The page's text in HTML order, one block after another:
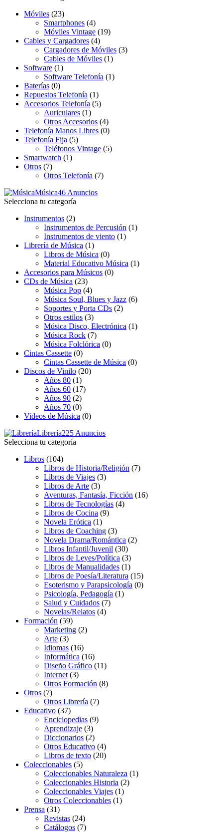
Móviles (23)
Smartphones (4)
Móviles Vintage (19)
Cables y Cargadores (4)
Cargadores de Móviles (3)
Cables de Móviles (1)
Software (1)
Software Telefonía (1)
Baterías (0)
Repuestos Telefonía (1)
Accesorios Telefonía (5)
Auriculares (1)
Otros Accesorios (4)
Telefonía Manos Libres (0)
Telefonía Fija (5)
Teléfonos Vintage (5)
Smartwatch (1)
Otros (7)
Otros Telefonía (7)
Música46 Anuncios
Selecciona tu categoría
Instrumentos (2)
Instrumentos de Percusión (1)
Instrumentos de viento (1)
Librería de Música (1)
Libros de Música (0)
Material Educativo Música (1)
Accesorios para Músicos (0)
CDs de Música (23)
Música Pop (4)
Música Soul, Blues y Jazz (6)
Soportes y Porta CDs (2)
Otros estilos (3)
Música Disco, Electrónica (1)
Música Rock (7)
Música Folclórica (0)
Cintas Cassette (0)
Cintas Cassette de Música (0)
Discos de Vinilo (20)
Años 80 (1)
Años 60 (17)
Años 90 (2)
Años 70 (0)
Videos de Música (0)
Librería225 Anuncios
Selecciona tu categoría
Libros (104)
Libros de Historia/Religión (7)
Libros de Viajes (3)
Libros de Arte (3)
Aventuras, Fantasía, Ficción (16)
Libros de Tecnologías (4)
Libros de Cocina (9)
Novela Erótica (1)
Libros de Coaching (3)
Novela Drama/Romántica (2)
Libros Infantil/Juvenil (30)
Libros de Leyes/Política (3)
Libros de Manualidades (1)
Libros de Poesía/Literatura (15)
Esoterismo y Parapsicología (0)
Psicología, Pedagogía (1)
Salud y Cuidados (7)
Novelas/Relatos (4)
Formación (59)
Marketing (2)
Arte (3)
Idiomas (16)
Informática (16)
Diseño Gráfico (11)
Internet (3)
Otros Formación (8)
Otros (7)
Otros Librería (7)
Educativo (37)
Enciclopedias (9)
Aprendizaje (3)
Diccionarios (2)
Otros Educativo (4)
Libros de texto (20)
Coleccionables (5)
Coleccionables Naturaleza (1)
Coleccionables Historia (2)
Coleccionables Viajes (1)
Otros Coleccionables (1)
Prensa (31)
Revistas (24)
Catálogos (7)